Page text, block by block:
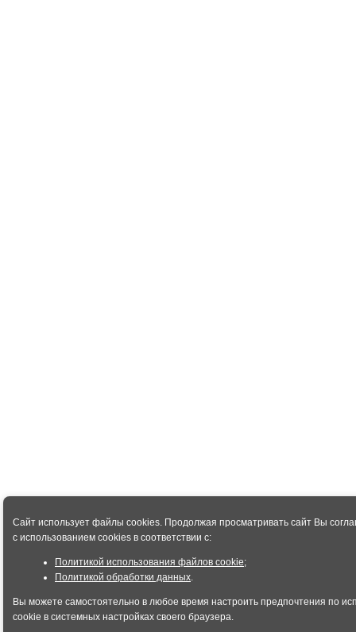
Сайт использует файлы cookies. Продолжая просматривать сайт Вы
с использованием cookies в соответствии с:
Политикой использования файлов cookie;
Политикой обработки данных.
Вы можете самостоятельно в любое время настроить предпочтения по
cookie в системных настройках своего браузера.